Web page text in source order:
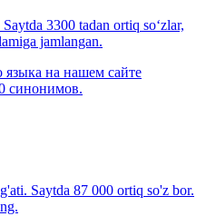
3300 tadan ortiq so‘zlar,
jamlangan.
языка на нашем сайте
синонимов.
Saytda 87 000 ortiq so'z bor.